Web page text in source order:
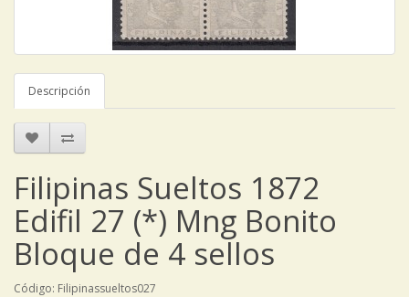
Descripción
Filipinas Sueltos 1872
Edifil 27 (*) Mng Bonito
Bloque de 4 sellos
Código: Filipinassueltos027